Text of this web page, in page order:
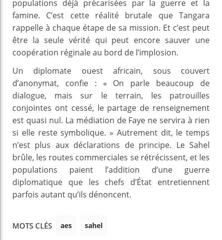
populations déjà précarisées par la guerre et la
famine. C’est cette réalité brutale que Tangara
rappelle à chaque étape de sa mission. Et c’est peut
être la seule vérité qui peut encore sauver une
coopération réginale au bord de l’implosion.
Un diplomate ouest africain, sous couvert
d’anonymat, confie : « On parle beaucoup de
dialogue, mais sur le terrain, les patrouilles
conjointes ont cessé, le partage de renseignement
est quasi nul. La médiation de Faye ne servira à rien
si elle reste symbolique. » Autrement dit, le temps
n’est plus aux déclarations de principe. Le Sahel
brûle, les routes commerciales se rétrécissent, et les
populations paient l’addition d’une guerre
diplomatique que les chefs d’État entretiennent
parfois autant qu’ils dénoncent.
MOTS CLÉS aes sahel